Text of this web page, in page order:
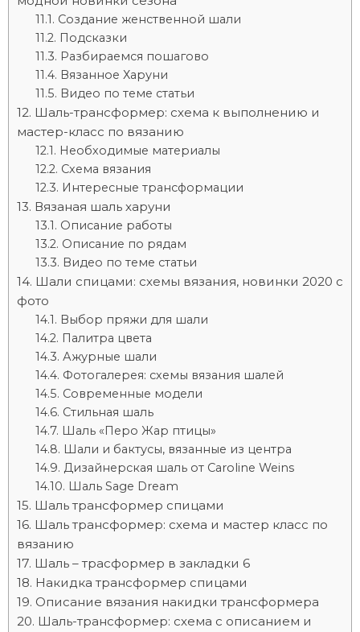
Создание женственной шали
Подсказки
Разбираемся пошагово
Вязанное Харуни
Видео по теме статьи
Шаль-трансформер: схема к выполнению и
мастер-класс по вязанию
Необходимые материалы
Схема вязания
Интересные трансформации
Вязаная шаль харуни
Описание работы
Описание по рядам
Видео по теме статьи
Шали спицами: схемы вязания, новинки 2020 с
фото
Выбор пряжи для шали
Палитра цвета
Ажурные шали
Фотогалерея: схемы вязания шалей
Современные модели
Стильная шаль
Шаль «Перо Жар птицы»
Шали и бактусы, вязанные из центра
Дизайнерская шаль от Caroline Weins
Шаль Sage Dream
Шаль трансформер спицами
Шаль трансформер: схема и мастер класс по
вязанию
Шаль – трасформер в закладки 6
Накидка трансформер спицами
Описание вязания накидки трансформера
Шаль-трансформер: схема с описанием и